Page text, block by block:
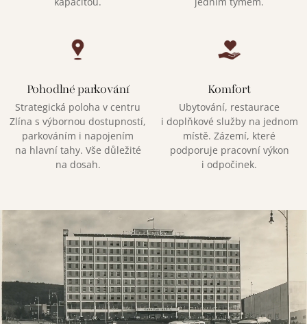
Pohodlné parkování
Strategická poloha v centru
Zlína s výbornou dostupností,
parkováním i napojením
na hlavní tahy. Vše důležité
na dosah.
Komfort
Ubytování, restaurace
i doplňkové služby na jednom
místě. Zázemí, které
podporuje pracovní výkon
i odpočinek.